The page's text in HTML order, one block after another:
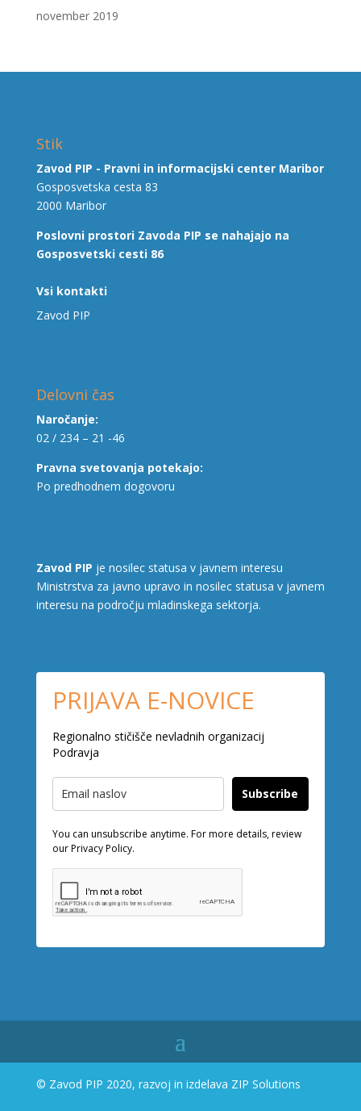
november 2019
Stik
Zavod PIP - Pravni in informacijski center Maribor
Gosposvetska cesta 83
2000 Maribor
Poslovni prostori Zavoda PIP se nahajajo na
Gosposvetski cesti 86
Vsi kontakti
Zavod PIP
Delovni čas
Naročanje:
02 / 234 – 21 -46
Pravna svetovanja potekajo:
Po predhodnem dogovoru
Zavod PIP je nosilec statusa v javnem interesu
Ministrstva za javno upravo in nosilec statusa v javnem
interesu na področju mladinskega sektorja.
PRIJAVA E-NOVICE
Regionalno stičišče nevladnih organizacij
Podravja
Subscribe
You can unsubscribe anytime. For more details, review
our Privacy Policy.
© Zavod PIP 2020, razvoj in izdelava ZIP Solutions